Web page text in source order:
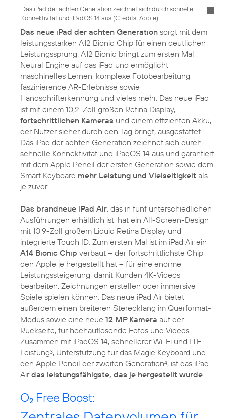
Das iPad der achten Generation zeichnet sich durch schnelle
Konnektivität und iPadOS 14 aus (Credits: Apple)
Das neue iPad der achten Generation sorgt mit dem
leistungsstarken A12 Bionic Chip für einen deutlichen
Leistungssprung. A12 Bionic bringt zum ersten Mal
Neural Engine auf das iPad und ermöglicht
maschinelles Lernen, komplexe Fotobearbeitung,
faszinierende AR-Erlebnisse sowie
Handschrifterkennung und vieles mehr. Das neue iPad
ist mit einem 10,2-Zoll großen Retina Display,
fortschrittlichen Kameras und einem effizienten Akku,
der Nutzer sicher durch den Tag bringt, ausgestattet.
Das iPad der achten Generation zeichnet sich durch
schnelle Konnektivität und iPadOS 14 aus und garantiert
mit dem Apple Pencil der ersten Generation sowie dem
Smart Keyboard mehr Leistung und Vielseitigkeit als
je zuvor.
Das brandneue iPad Air, das in fünf unterschiedlichen
Ausführungen erhältlich ist, hat ein All-Screen-Design
mit 10,9-Zoll großem Liquid Retina Display und
integrierte Touch ID. Zum ersten Mal ist im iPad Air ein
A14 Bionic Chip verbaut – der fortschrittlichste Chip,
den Apple je hergestellt hat – für eine enorme
Leistungssteigerung, damit Kunden 4K-Videos
bearbeiten, Zeichnungen erstellen oder immersive
Spiele spielen können. Das neue iPad Air bietet
außerdem einen breiteren Stereoklang im Querformat-
Modus sowie eine neue 12 MP Kamera auf der
Rückseite, für hochauflösende Fotos und Videos.
Zusammen mit iPadOS 14, schnellerer Wi-Fi und LTE-
Leistung3, Unterstützung für das Magic Keyboard und
den Apple Pencil der zweiten Generation4, ist das iPad
Airdas leistungsfähigste, das je hergestellt wurde.
O2 Free Boost: